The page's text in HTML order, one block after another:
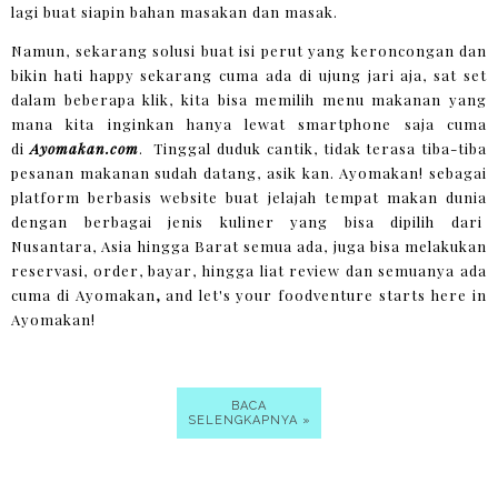
lagi buat siapin bahan masakan dan masak.
Namun, sekarang solusi buat isi perut yang keroncongan dan
bikin hati happy sekarang cuma ada di ujung jari aja, sat set
dalam beberapa klik, kita bisa memilih menu makanan yang
mana kita inginkan hanya lewat smartphone saja cuma
di Ayomakan.com. Tinggal duduk cantik, tidak terasa tiba-tiba
pesanan makanan sudah datang, asik kan. Ayomakan! sebagai
platform berbasis website buat jelajah tempat makan dunia
dengan berbagai jenis kuliner yang bisa dipilih dari
Nusantara, Asia hingga Barat semua ada, juga bisa melakukan
reservasi, order, bayar, hingga liat review dan semuanya ada
cuma di Ayomakan, and let's your foodventure starts here in
Ayomakan!
BACA
SELENGKAPNYA »